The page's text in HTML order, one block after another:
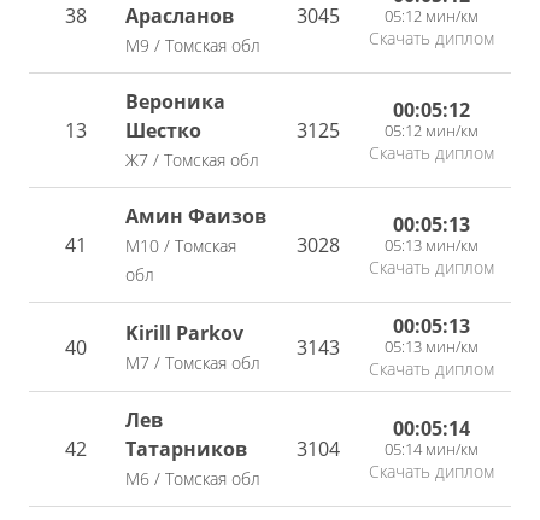
38
Арасланов
М9 / Томская обл
3045 05:12 мин/км
Скачать диплом
13
Вероника
Шестко
Ж7 / Томская обл
3125
00:05:12
05:12 мин/км
Скачать диплом
41
Амин Фаизов
М10 / Томская
обл
3028
00:05:13
05:13 мин/км
Скачать диплом
40
Kirill Parkov
М7 / Томская обл
3143
00:05:13
05:13 мин/км
Скачать диплом
42
Лев
Татарников
М6 / Томская обл
3104
00:05:14
05:14 мин/км
Скачать диплом